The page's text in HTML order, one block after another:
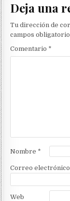
Deja una
Tu dirección de
campos
Comentario *
Nombre *
Correo electrónico
Web